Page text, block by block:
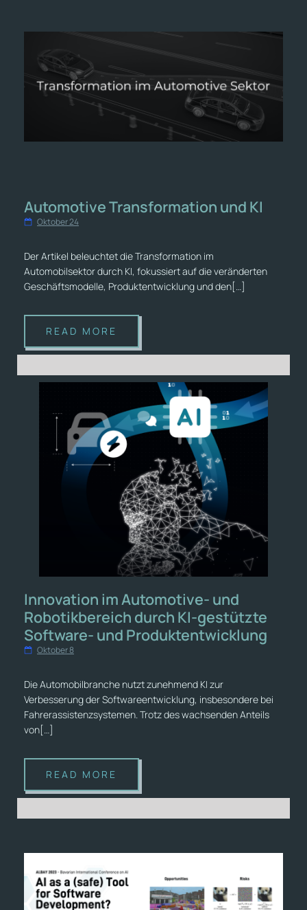
Automotive Transformation und KI
Oktober 24
Der Artikel beleuchtet die Transformation im
Automobilsektor durch KI, fokussiert auf die veränderten
Geschäftsmodelle, Produktentwicklung und den[…]
READ MORE
Innovation im Automotive- und
Robotikbereich durch KI-gestützte
Software- und Produktentwicklung
Oktober 8
Die Automobilbranche nutzt zunehmend KI zur
Verbesserung der Softwareentwicklung, insbesondere bei
Fahrerassistenzsystemen. Trotz des wachsenden Anteils
von[…]
READ MORE